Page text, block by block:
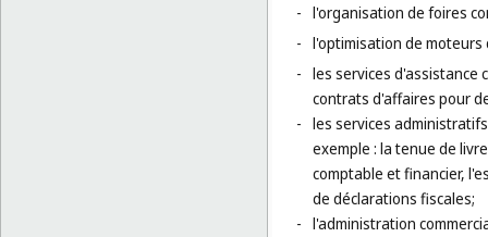
- l'organisation de foires
- l'optimisation de moteurs
- les services d'assistance
contrats d'affaires pour
- les services
exemple : la tenue de
comptable et financier,
de déclarations fiscales;
- l'administration